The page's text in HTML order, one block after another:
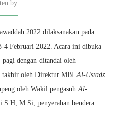
by
2022 dilaksanakan pada
4 Februari 2022. Acara ini dibuka
dengan ditandai oleh
takbir oleh Direktur MBIAl-Ustadz
oleh Wakil pengasuhAl-
S.H, M.Si, penyerahan bendera